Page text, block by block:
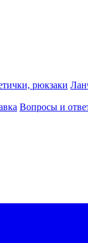
рюкзаки
Вопросы и